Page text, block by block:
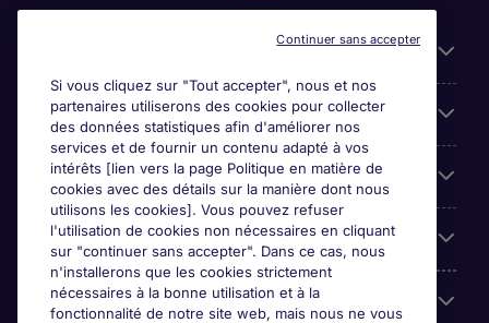
Espace employeurs
Parcourir nos offres
Qui sommes-nous?
Reviews
Si vous cliquez sur "Tout accepter", nous et nos
partenaires utiliserons des cookies pour collecter
des données statistiques afin d'améliorer nos
services et de fournir un contenu adapté à vos
intérêts [lien vers la page Politique en matière de
cookies avec des détails sur la manière dont nous
utilisons les cookies]. Vous pouvez refuser
l'utilisation de cookies non nécessaires en cliquant
sur "continuer sans accepter". Dans ce cas, nous
n'installerons que les cookies strictement
nécessaires à la bonne utilisation et à la
fonctionnalité de notre site web, mais nous ne vous
Continuer sans accepter